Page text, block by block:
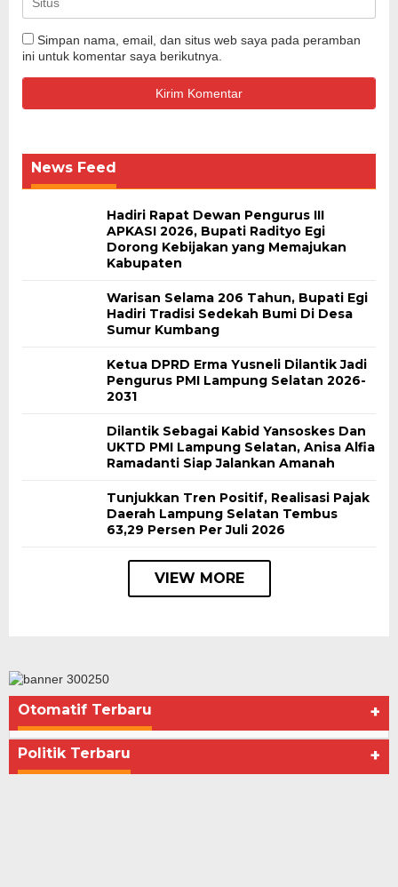
Simpan nama, email, dan situs web saya pada peramban
ini untuk komentar saya berikutnya.
News Feed
Hadiri Rapat Dewan Pengurus III
APKASI 2026, Bupati Radityo Egi
Dorong Kebijakan yang Memajukan
Kabupaten
Warisan Selama 206 Tahun, Bupati Egi
Hadiri Tradisi Sedekah Bumi Di Desa
Sumur Kumbang
Ketua DPRD Erma Yusneli Dilantik Jadi
Pengurus PMI Lampung Selatan 2026-
2031
Dilantik Sebagai Kabid Yansoskes Dan
UKTD PMI Lampung Selatan, Anisa Alfia
Ramadanti Siap Jalankan Amanah
Tunjukkan Tren Positif, Realisasi Pajak
Daerah Lampung Selatan Tembus
63,29 Persen Per Juli 2026
VIEW MORE
Otomatif Terbaru +
Politik Terbaru +
Seberapa Bahayanya Doping?
Di Advertorial, Kesehatan, Politik